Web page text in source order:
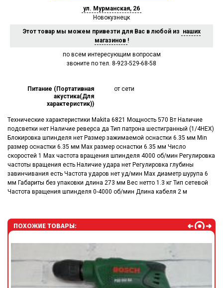
ул. Мурманская, 26
Новокузнецк
Этот товар мы можем привезти для Вас в любой из наших
магазинов !
по всем интересующим вопросам
звоните по тел. 8-923-529-68-58
Питание (Портативная
акустика(Для
характеристик))
от сети
Технические характеристики Makita 6821 Мощность 570 Вт Наличие
подсветки нет Наличие реверса да Тип патрона шестигранный (1/4HEX)
Блокировка шпинделя нет Размер зажимаемой оснастки 6.35 мм Min
размер оснастки 6.35 мм Мах размер оснастки 6.35 мм Число
скоростей 1 Max частота вращения шпинделя 4000 об/мин Регулировка
частоты вращения есть Наличие удара нет Регулировка глубины
завинчивания есть Частота ударов нет уд/мин Max диаметр шурупа 6
мм Габариты без упаковки длина 273 мм Вес нетто 1.3 кг Тип сетевой
Частота вращения шпинделя 0-4000 об/мин Длина кабеля 2 м
ПОХОЖИЕ ТОВАРЫ: